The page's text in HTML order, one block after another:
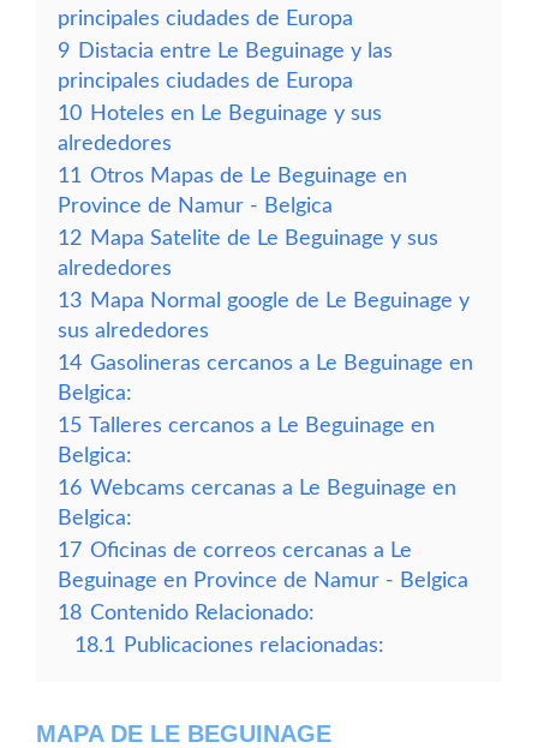
principales ciudades de Europa
9 Distacia entre Le Beguinage y las
principales ciudades de Europa
10 Hoteles en Le Beguinage y sus
alrededores
11 Otros Mapas de Le Beguinage en
Province de Namur - Belgica
12 Mapa Satelite de Le Beguinage y sus
alrededores
13 Mapa Normal google de Le Beguinage y
sus alrededores
14 Gasolineras cercanos a Le Beguinage en
Belgica:
15 Talleres cercanos a Le Beguinage en
Belgica:
16 Webcams cercanas a Le Beguinage en
Belgica:
17 Oficinas de correos cercanas a Le
Beguinage en Province de Namur - Belgica
18 Contenido Relacionado:
18.1
Publicaciones relacionadas:
MAPA DE LE BEGUINAGE